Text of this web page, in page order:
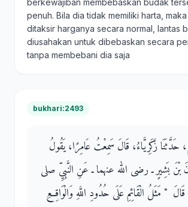
berkewajiban membebaskan budak
penuh. Bila dia tidak memiliki harta,
ditaksir harganya secara normal, lantas
diusahakan untuk dibebaskan secara
tanpa membebani dia saja
bukhari:2493
حَدَّثَنَا زَكَرِيَّاءُ، قَالَ سَمِعْتُ عَامِرًا، يَقُولُ
بْنَ بَشِيرٍ ـ رضى الله عنهما ـ عَنِ النَّبِيِّ صلى
قَالَ ‏ "‏ مَثَلُ الْقَائِمِ عَلَى حُدُودِ اللَّهِ وَالْوَاقِعِ